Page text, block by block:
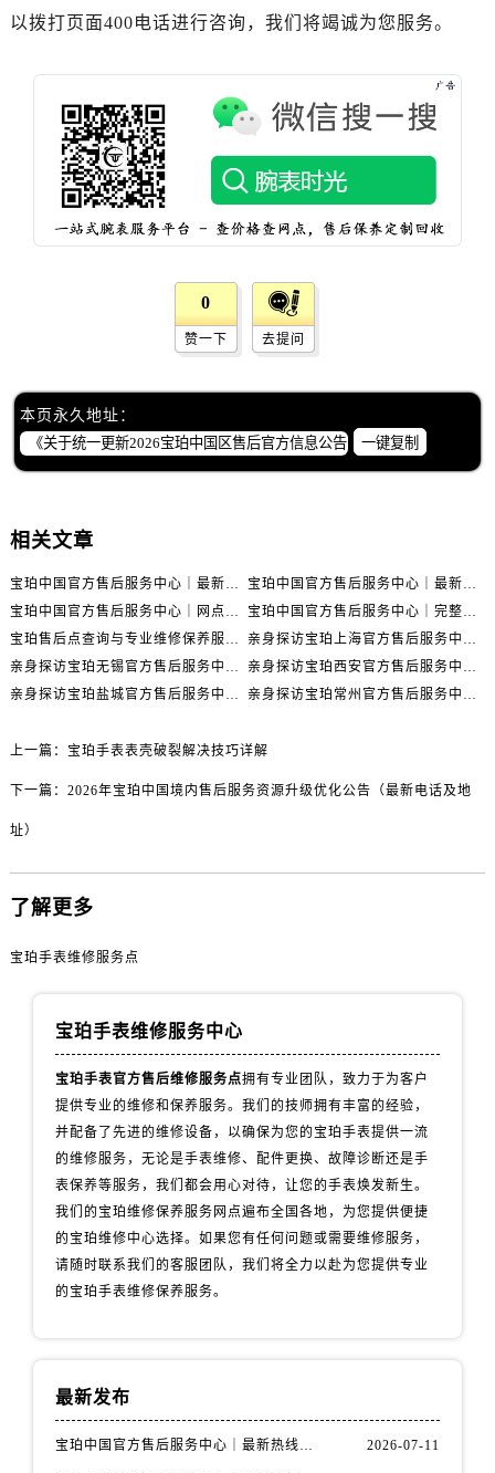
四川省成都市锦江区人民东路6号SAC东原中心24层2406B室宝珀售后服务中心（需提前预约）
四川省甘孜州市康定市情歌广场、箭炉街宝珀售后服务中心（需提前预约）
四川省南充市高坪区江东大道宝珀售后服务中心（需提前预约）
四川省雅安市雨城区熊猫大道宝珀售后服务中心（需提前预约）
四川省资阳市雁江区滨江大道一段与和平南路宝珀售后服务中心（需提前预约）
四川省自贡市自流井区华商北路宝珀售后服务中心（需提前预约）
西藏自治区拉萨市城关区北京中路宝珀售后服务中心（需提前预约）
西藏自治区日喀则市桑珠孜区上海中路宝珀售后服务中心（需提前预约）
云南省大理白族自治州大理市建设路宝珀售后服务中心（需提前预约）
云南省玉溪市红塔区南北大街宝珀售后服务中心（需提前预约）
以拨打页面400电话进行咨询，我们将竭诚为您服务。
0
赞一下 去提问
本页永久地址：
一键复制
相关文章
上一篇： 宝珀手表表壳破裂解决技巧详解
下一篇： 2026年宝珀中国境内售后服务资源升级优化公告（最新电话及地
址）
了解更多
宝珀手表维修服务点
宝珀手表维修服务中心
宝珀手表官方售后维修服务点拥有专业团队，致力于为客户
提供专业的维修和保养服务。我们的技师拥有丰富的经验，
并配备了先进的维修设备，以确保为您的宝珀手表提供一流
的维修服务，无论是手表维修、配件更换、故障诊断还是手
表保养等服务，我们都会用心对待，让您的手表焕发新生。
我们的宝珀维修保养服务网点遍布全国各地，为您提供便捷
的宝珀维修中心选择。如果您有任何问题或需要维修服务，
请随时联系我们的客服团队，我们将全力以赴为您提供专业
的宝珀手表维修保养服务。
最新发布
2026-07-11